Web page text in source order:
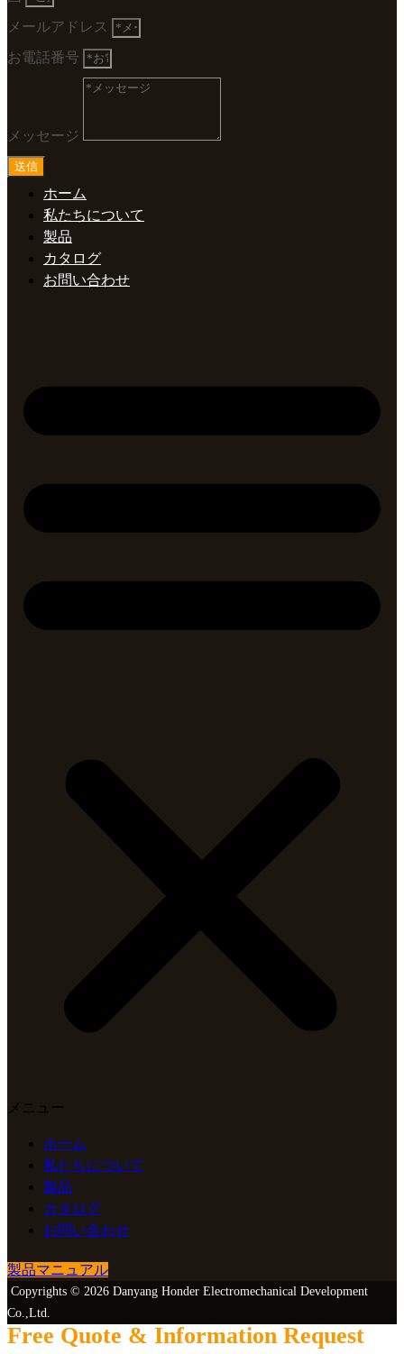
メールアドレス
お電話番号
メッセージ
送信
ホーム
私たちについて
製品
カタログ
お問い合わせ
メニュー
ホーム
私たちについて
製品
カタログ
お問い合わせ
製品マニュアル
Copyrights © 2026 Danyang Honder Electromechanical Development
Co.,Ltd.
Free Quote & Information Request